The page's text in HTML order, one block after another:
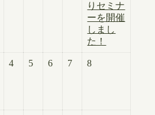
りセミナ
ーを開催
しまし
た！
4 5 6 7 8